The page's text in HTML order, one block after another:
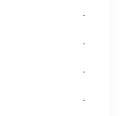
.
.
.
.